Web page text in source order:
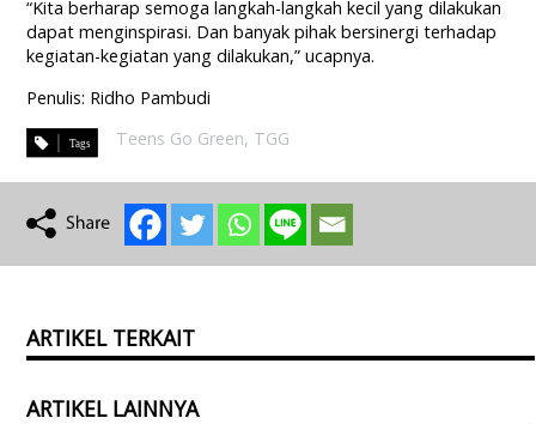
“Kita berharap semoga langkah-langkah kecil yang dilakukan
dapat menginspirasi. Dan banyak pihak bersinergi terhadap
kegiatan-kegiatan yang dilakukan,” ucapnya.
Penulis: Ridho Pambudi
Teens Go Green, TGG
ARTIKEL TERKAIT
ARTIKEL LAINNYA